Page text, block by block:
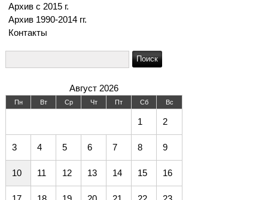
Архив c 2015 г.
Архив 1990-2014 гг.
Контакты
Август 2026
Пн Вт Ср Чт Пт Сб Вс
1 2
3 4 5 6 7 8 9
10 11 12 13 14 15 16